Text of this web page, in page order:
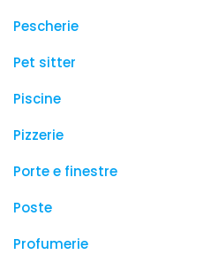
Pescherie
Pet sitter
Piscine
Pizzerie
Porte e finestre
Poste
Profumerie